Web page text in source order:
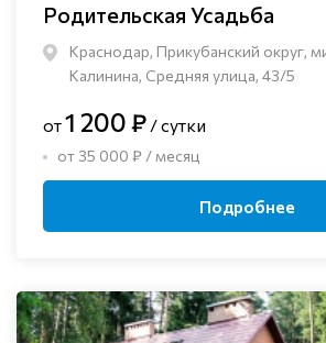
Родительская Усадьба
Краснодар, Прикубанский округ,
Калинина, Средняя улица, 43/5
от1 200 ₽ / сутки
от 35 000 ₽ / месяц
Подробнее